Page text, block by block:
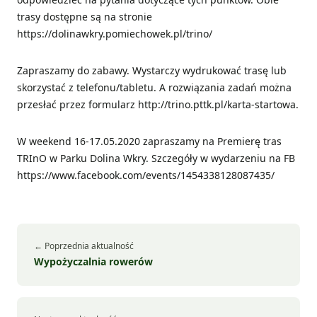
trasy dostępne są na stronie
https://dolinawkry.pomiechowek.pl/trino/
Zapraszamy do zabawy. Wystarczy wydrukować trasę lub
skorzystać z telefonu/tabletu. A rozwiązania zadań można
przesłać przez formularz http://trino.pttk.pl/karta-startowa.
W weekend 16-17.05.2020 zapraszamy na Premierę tras
TRInO w Parku Dolina Wkry. Szczegóły w wydarzeniu na FB
https://www.facebook.com/events/1454338128087435/
← Poprzednia aktualność
Wypożyczalnia rowerów